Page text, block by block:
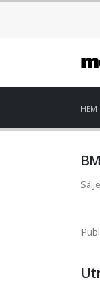
HEM